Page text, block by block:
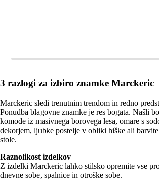
3 razlogi za izbiro znamke Marckeric
Marckeric sledi trenutnim trendom in redno
Ponudba blagovne znamke je res bogata. Našli
komode iz masivnega borovega lesa, omare s
dekorjem, ljubke postelje v obliki hiške ali
stole.
Raznolikost izdelkov
Z izdelki Marckeric lahko stilsko opremite vse
dnevne sobe, spalnice in otroške sobe.